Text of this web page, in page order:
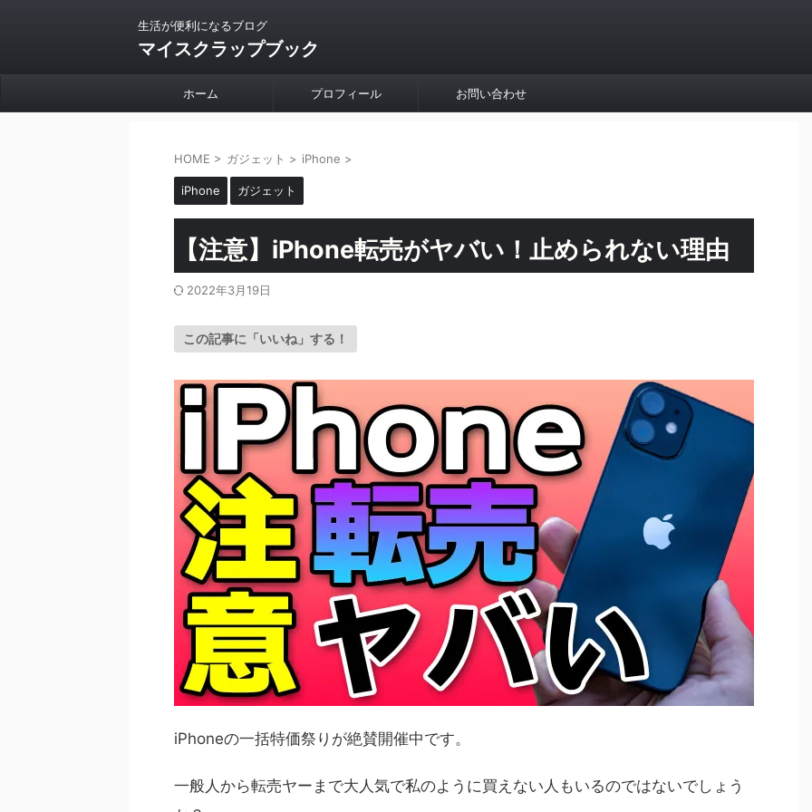
生活が便利になるブログ
マイスクラップブック
ホーム プロフィール お問い合わせ
HOME > ガジェット > iPhone >
iPhone ガジェット
【注意】iPhone転売がヤバい！止められない理由
2022年3月19日
この記事に「いいね」する！
iPhoneの一括特価祭りが絶賛開催中です。
一般人から転売ヤーまで大人気で私のように買えない人もいるのではないでしょう